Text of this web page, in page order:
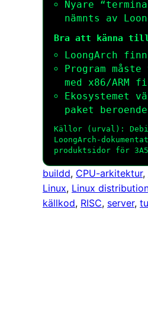
Nyare
nämnts av
Bra att känna
LoongArch
Program
med x86/ARM
Ekosystemet
paket
Källor (urval):
LoongArch-
produktsidor för
buildd, CPU-arkitektur,
Linux, Linux
källkod, RISC, server,